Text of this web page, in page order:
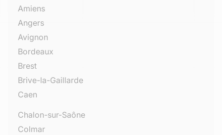
Amiens
Angers
Avignon
Bordeaux
Brest
Brive-la-Gaillarde
Caen
Chalon-sur-Saône
Colmar